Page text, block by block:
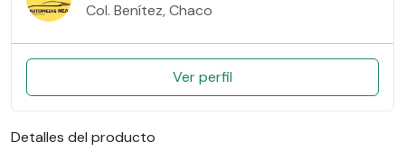
Col. Benítez, Chaco
Ver perfil
Detalles del producto